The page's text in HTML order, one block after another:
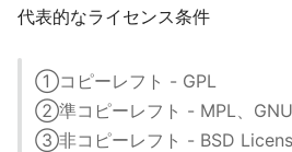
代表的なライセンス条件
①コピーレフト - GPL
②準コピーレフト - MPL、
③非コピーレフト - BSD